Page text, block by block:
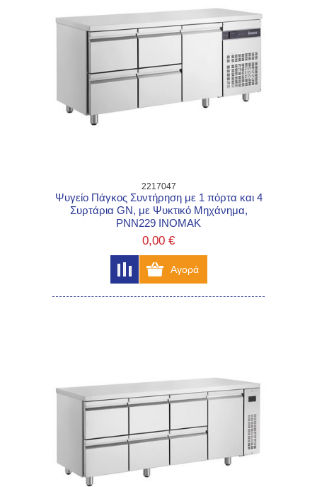
2217047
Ψυγείο Πάγκος Συντήρηση με 1 πόρτα και 4
Συρτάρια GN, με Ψυκτικό Μηχάνημα,
PNN229 INOMAK
0,00 €